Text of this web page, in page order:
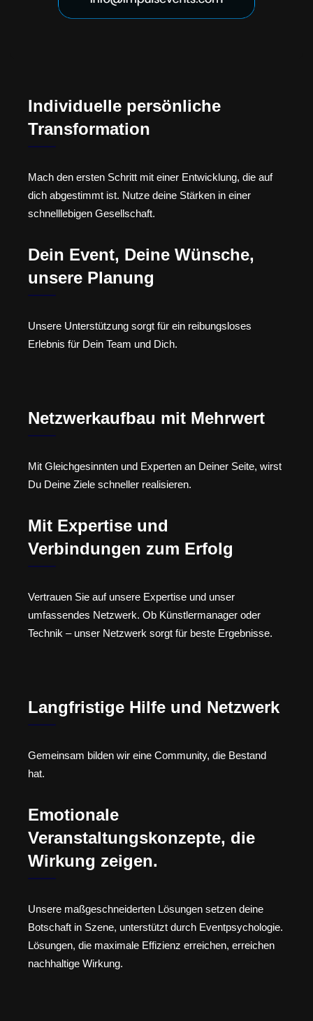
Individuelle persönliche
Transformation
Mach den ersten Schritt mit einer Entwicklung, die auf
dich abgestimmt ist. Nutze deine Stärken in einer
schnelllebigen Gesellschaft.
Dein Event, Deine Wünsche,
unsere Planung
Unsere Unterstützung sorgt für ein reibungsloses
Erlebnis für Dein Team und Dich.
Netzwerkaufbau mit Mehrwert
Mit Gleichgesinnten und Experten an Deiner Seite, wirst
Du Deine Ziele schneller realisieren.
Mit Expertise und
Verbindungen zum Erfolg
Vertrauen Sie auf unsere Expertise und unser
umfassendes Netzwerk. Ob Künstlermanager oder
Technik – unser Netzwerk sorgt für beste Ergebnisse.
Langfristige Hilfe und Netzwerk
Gemeinsam bilden wir eine Community, die Bestand
hat.
Emotionale
Veranstaltungskonzepte, die
Wirkung zeigen.
Unsere maßgeschneiderten Lösungen setzen deine
Botschaft in Szene, unterstützt durch Eventpsychologie.
Lösungen, die maximale Effizienz erreichen, erreichen
nachhaltige Wirkung.